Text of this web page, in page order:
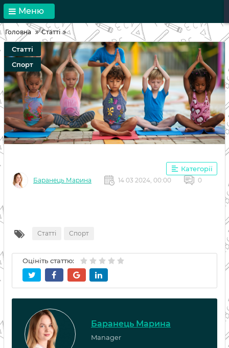
Меню
Головна Статті
Статті
Спорт
Категорії
Баранець Марина 14 03 2024, 00:00 0
Статті Спорт
Оцініть статтю:
Баранець Марина
Manager